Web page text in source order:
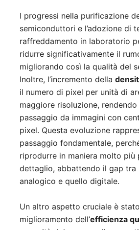
I progressi nella purificazione
semiconduttori e l’adozione di
raffreddamento in laboratorio
ridurre significativamente il
migliorando così la qualità del
Inoltre, l’incremento della
il numero di pixel per unità di
maggiore risoluzione,
passaggio da immagini con
pixel. Questa evoluzione
passaggio fondamentale,
riprodurre in maniera molto più
dettaglio, abbattendo il gap tra
analogico e quello digitale.
Un altro aspetto cruciale è
miglioramento dell’efficienza